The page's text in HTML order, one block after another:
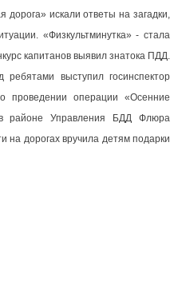
искали ответы на загадки,
«Физкультминутка» - стала
капитанов выявил знатока ПДД.
выступил госинспектор
проведении операции «Осенние
районе Управления БДД Флюра
на дорогах вручила детям подарки